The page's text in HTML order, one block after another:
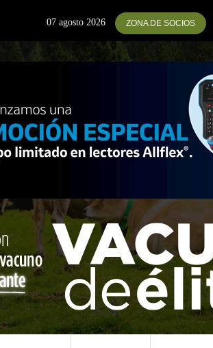
07 agosto 2026 ZONA DE SOCIOS